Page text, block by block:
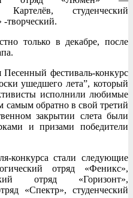
студенческий
творческий.
только в декабре, после
Песенный фестиваль-конкурс
ушедшего лета”, который
исполнили любимые
самым обратно в свой третий
закрытии слета были
и призами победители
конкурса стали следующие
отряд «Феникс»,
отряд «Горизонт»,
«Спектр», студенческий